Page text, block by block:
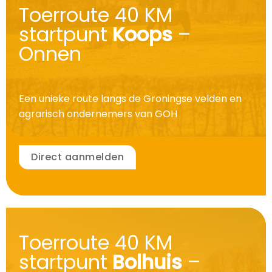
Toerroute 40 KM
startpunt Koops –
Onnen
Een unieke route langs de Groningse velden en
agrarisch ondernemers van GOH
Direct aanmelden
Toerroute 40 KM
startpunt Bolhuis –